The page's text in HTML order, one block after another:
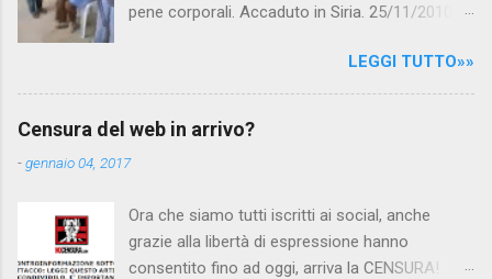
pene corporali. Accaduto in Siria. 25/11/2010
Canale 5 "Forum" si è interessato al caso,
interpellando prontamente l'ambasciata siriana,
per fare luce sulla vicenda: è emerso che il
scuola. LEGGI IL SERVIZIO . staff
nocensura.com Condividi su Facebook
LEGGI TUTTO»»
Censura del web in arrivo?
-gennaio 04, 2017
Ora che siamo tutti iscritti ai social, anche
grazie alla libertà di espressione hanno
consentito fino ad oggi, arriva la CENSURA!